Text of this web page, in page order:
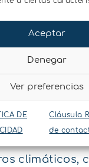
Aceptar
Denegar
Ver preferencias
DE
Cláusula
de
de 14
un solo
El único
nivelada en
mástil con
climáticos,